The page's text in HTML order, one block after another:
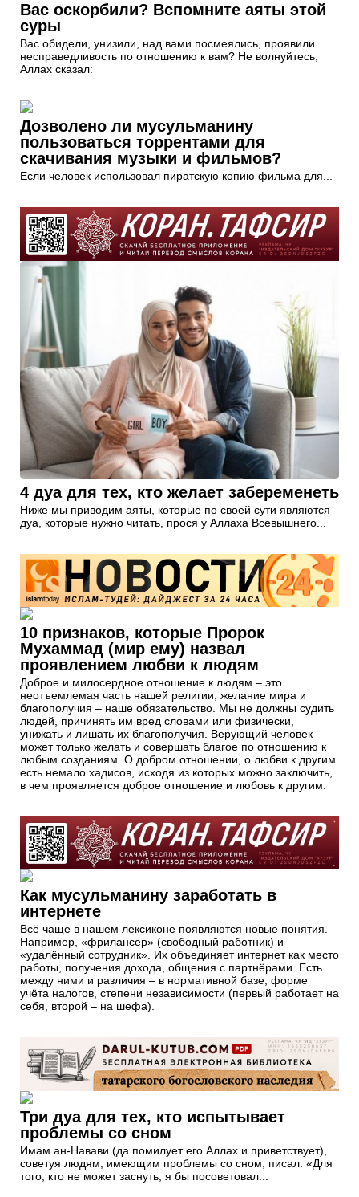
Вас оскорбили? Вспомните аяты этой
суры
Вас обидели, унизили, над вами посмеялись, проявили
несправедливость по отношению к вам? Не волнуйтесь,
Аллах сказал:
Дозволено ли мусульманину
пользоваться торрентами для
скачивания музыки и фильмов?
Если человек использовал пиратскую копию фильма для...
4 дуа для тех, кто желает забеременеть
Ниже мы приводим аяты, которые по своей сути являются
дуа, которые нужно читать, прося у Аллаха Всевышнего...
10 признаков, которые Пророк
Мухаммад (мир ему) назвал
проявлением любви к людям
Доброе и милосердное отношение к людям – это
неотъемлемая часть нашей религии, желание мира и
благополучия – наше обязательство. Мы не должны судить
людей, причинять им вред словами или физически,
унижать и лишать их благополучия. Верующий человек
может только желать и совершать благое по отношению к
любым созданиям. О добром отношении, о любви к другим
есть немало хадисов, исходя из которых можно заключить,
в чем проявляется доброе отношение и любовь к другим:
Как мусульманину заработать в
интернете
Всё чаще в нашем лексиконе появляются новые понятия.
Например, «фрилансер» (свободный работник) и
«удалённый сотрудник». Их объединяет интернет как место
работы, получения дохода, общения с партнёрами. Есть
между ними и различия – в нормативной базе, форме
учёта налогов, степени независимости (первый работает на
себя, второй – на шефа).
Три дуа для тех, кто испытывает
проблемы со сном
Имам ан-Навави (да помилует его Аллах и приветствует),
советуя людям, имеющим проблемы со сном, писал: «Для
того, кто не может заснуть, я бы посоветовал...